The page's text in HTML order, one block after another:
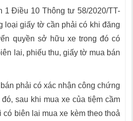
1 Điều 10 Thông tư 58/2020/TT-
loại giấy tờ cần phải có khi đăng
quyền sở hữu xe trong đó có
lai, phiếu thu, giấy tờ mua bán
phải có xác nhận công chứng
sau khi mua xe của tiệm cầm
có biên lai mua xe kèm theo thoả